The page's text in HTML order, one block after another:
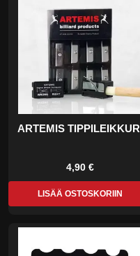
ARTEMIS TIPPILEIKKURI
4,90 €
LISÄÄ OSTOSKORIIN